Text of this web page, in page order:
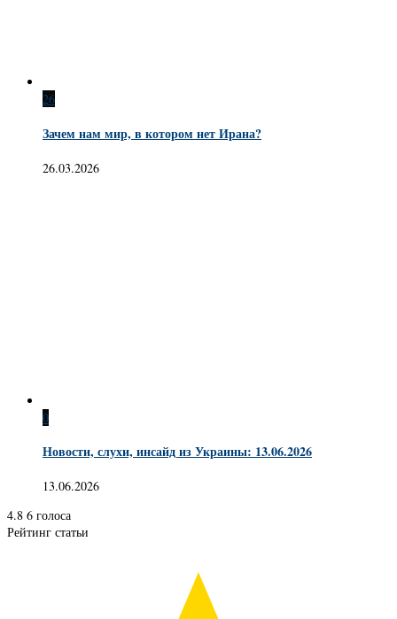
26
Зачем нам мир, в котором нет Ирана?
26.03.2026
0
Новости, слухи, инсайд из Украины: 13.06.2026
13.06.2026
4.8 6 голоса
Рейтинг статьи